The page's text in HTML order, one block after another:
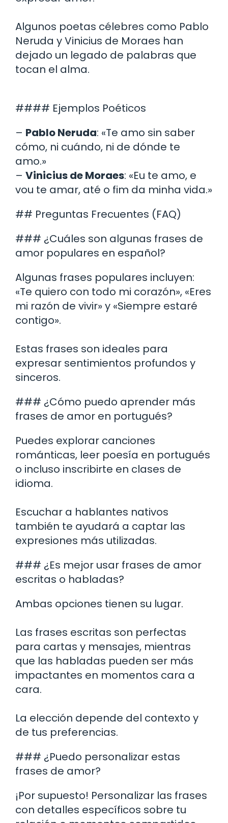
Algunos poetas célebres como Pablo
Neruda y Vinicius de Moraes han
dejado un legado de palabras que
tocan el alma.
#### Ejemplos Poéticos
– Pablo Neruda: «Te amo sin saber
cómo, ni cuándo, ni de dónde te
amo.»
– Vinicius de Moraes: «Eu te amo, e
vou te amar, até o fim da minha vida.»
## Preguntas Frecuentes (FAQ)
### ¿Cuáles son algunas frases de
amor populares en español?
Algunas frases populares incluyen:
«Te quiero con todo mi corazón», «Eres
mi razón de vivir» y «Siempre estaré
contigo».
Estas frases son ideales para
expresar sentimientos profundos y
sinceros.
### ¿Cómo puedo aprender más
frases de amor en portugués?
Puedes explorar canciones
románticas, leer poesía en portugués
o incluso inscribirte en clases de
idioma.
Escuchar a hablantes nativos
también te ayudará a captar las
expresiones más utilizadas.
### ¿Es mejor usar frases de amor
escritas o habladas?
Ambas opciones tienen su lugar.
Las frases escritas son perfectas
para cartas y mensajes, mientras
que las habladas pueden ser más
impactantes en momentos cara a
cara.
La elección depende del contexto y
de tus preferencias.
### ¿Puedo personalizar estas
frases de amor?
¡Por supuesto! Personalizar las frases
con detalles específicos sobre tu